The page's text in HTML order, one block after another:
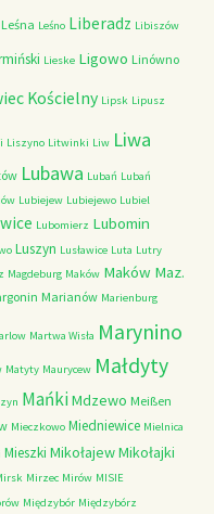
Leśna Leśno Liberadz Libiszów
Lieske Ligowo Linówno
Kościelny Lipsk Lipusz
Liszyno Litwinki Liw Liwa
Lubawa Lubań Lubań
Lubiejew Lubiejewo Lubiel
Lubomierz Lubomin
Luszyn Lusławice Luta Lutry
Magdeburg Maków Maków Maz.
Marianów Marienburg
Martwa Wisła Marynino
Matyty Maurycew Małdyty
MańkiMdzewo Meißen
Mieczkowo Miedniewice Mielnica
Mieszki MikołajewMikołajki
Mirzec Mirów MISIE
Międzybór Międzybórz